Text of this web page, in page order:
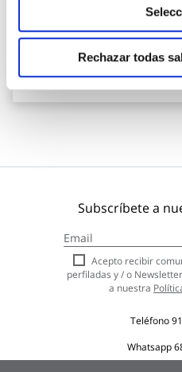
Rechazar todas
Añadir
Subscríbete a
a
nuestro
boletín
de
Acepto recibir
perfiladas y / o
a nuestra
Teléfono
Whatsapp